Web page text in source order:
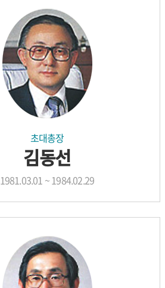
초대총장
김동선
1981.03.01 ~ 1984.02.29